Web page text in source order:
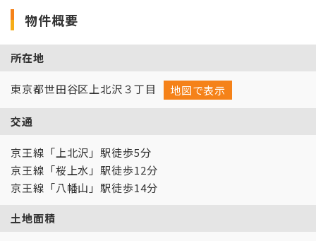
物件概要
所在地
東京都世田谷区上北沢３丁目 地図で表示
交通
京王線「上北沢」駅徒歩5分
京王線「桜上水」駅徒歩12分
京王線「八幡山」駅徒歩14分
土地面積